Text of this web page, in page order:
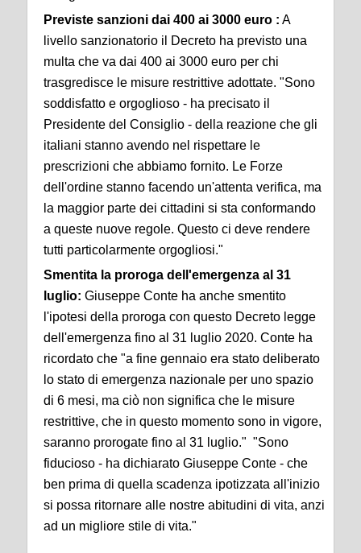
Previste sanzioni dai 400 ai 3000 euro : A
livello sanzionatorio il Decreto ha previsto una
multa che va dai 400 ai 3000 euro per chi
trasgredisce le misure restrittive adottate. "Sono
soddisfatto e orgoglioso - ha precisato il
Presidente del Consiglio - della reazione che gli
italiani stanno avendo nel rispettare le
prescrizioni che abbiamo fornito. Le Forze
dell'ordine stanno facendo un'attenta verifica, ma
la maggior parte dei cittadini si sta conformando
a queste nuove regole. Questo ci deve rendere
tutti particolarmente orgogliosi."
Smentita la proroga dell'emergenza al 31
luglio: Giuseppe Conte ha anche smentito
l'ipotesi della proroga con questo Decreto legge
dell'emergenza fino al 31 luglio 2020. Conte ha
ricordato che "a fine gennaio era stato deliberato
lo stato di emergenza nazionale per uno spazio
di 6 mesi, ma ciò non significa che le misure
restrittive, che in questo momento sono in vigore,
saranno prorogate fino al 31 luglio." "Sono
fiducioso - ha dichiarato Giuseppe Conte - che
ben prima di quella scadenza ipotizzata all'inizio
si possa ritornare alle nostre abitudini di vita, anzi
ad un migliore stile di vita."